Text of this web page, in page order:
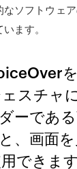
なソフトウェ
ます。
スチャ
ーであ
、画面
できます